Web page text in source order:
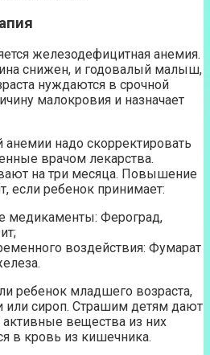
железодефицитная анемия.
снижен, и годовалый малыш,
нуждаются в срочной
малокровия и назначает
надо скорректировать
врачом лекарства.
на три месяца. Повышение
если ребенок принимает:
медикаменты: Фероград,
воздействия: Фумарат
ребенок младшего возраста,
или сироп. Страшим детям дают
вещества из них
в кровь из кишечника.